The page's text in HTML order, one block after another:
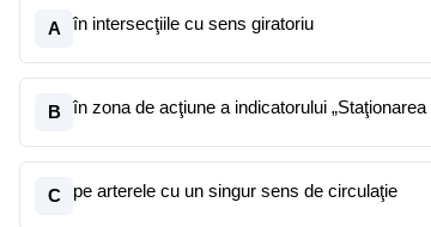
A în intersecţiile cu sens giratoriu
B în zona de acţiune a indicatorului „Staţionarea
C pe arterele cu un singur sens de circulaţie